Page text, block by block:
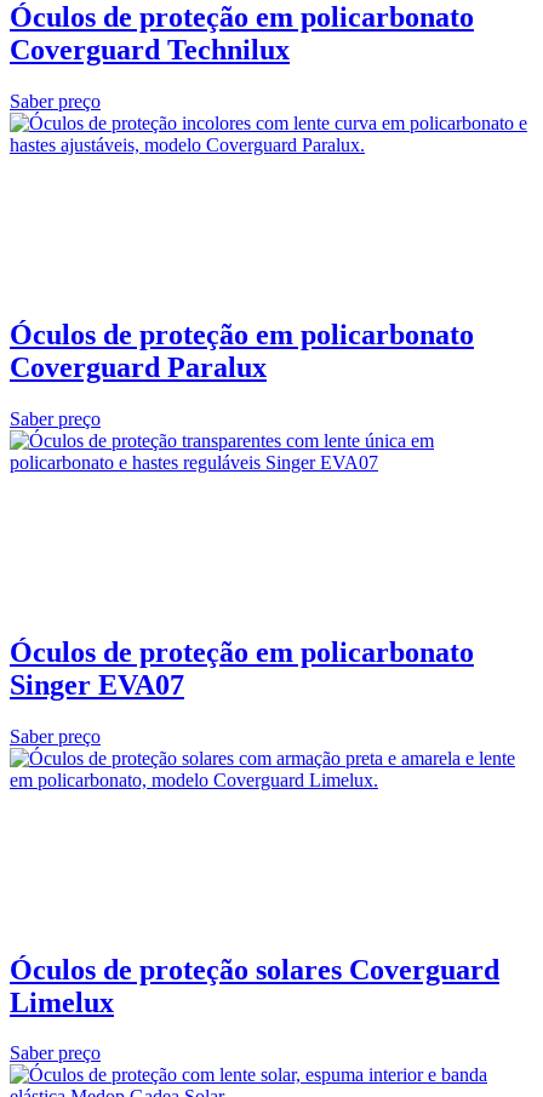
Óculos de proteção em policarbonato
Coverguard Technilux
Saber preço
Óculos de proteção em policarbonato
Coverguard Paralux
Saber preço
Óculos de proteção em policarbonato
Singer EVA07
Saber preço
Óculos de proteção solares Coverguard
Limelux
Saber preço